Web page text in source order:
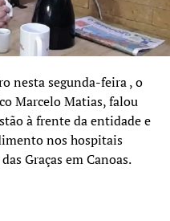
há uma elevação
do dique), e até abril
um trecho do dique
2 Km de uma
esta via até a divisa
a proteger ainda mais
em estudo para
nesta segunda-feira , o
Marcelo Matias, falou
à frente da entidade e
nos hospitais
Graças em Canoas.